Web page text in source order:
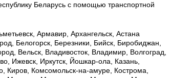
Беларусь с помощью транспортной
Армавир, Архангельск, Астана
Белогорск, Березники, Бийск, Биробиджан,
Вельск, Владивосток, Владимир, Волгоград,
Ижевск, Иркутск, Йошкар-ола, Казань,
Киров, Комсомольск-на-амуре, Кострома,